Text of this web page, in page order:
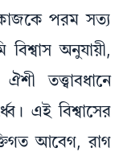
পরম সত্য
অনুযায়ী,
তত্ত্বাবধানে
এই বিশ্বাসের
আবেগ, রাগ